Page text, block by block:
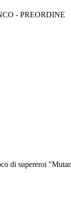
- PREORDINE
di supereroi